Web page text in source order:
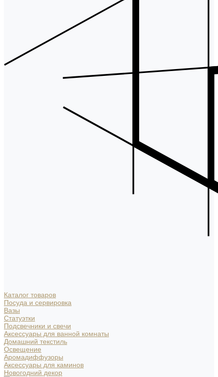
Каталог товаров
Посуда и сервировка
Вазы
Статуэтки
Подсвечники и свечи
Аксессуары для ванной комнаты
Домашний текстиль
Освещение
Аромадиффузоры
Аксессуары для каминов
Новогодний декор